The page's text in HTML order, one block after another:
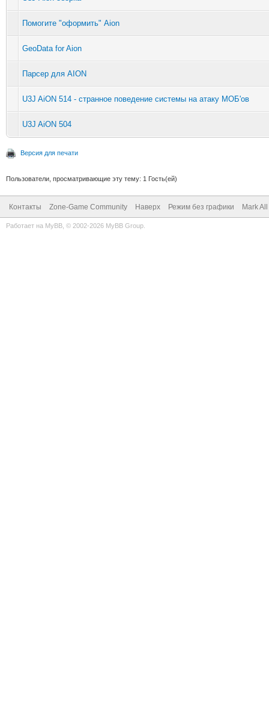
Помогите "оформить" Aion
GeoData for Aion
Парсер для AION
U3J AiON 514 - странное поведение системы на атаку МОБ'ов
U3J AiON 504
Версия для печати
Пользователи, просматривающие эту тему: 1 Гость(ей)
Контакты Zone-Game Community Наверх Режим без графики Mark
Работает на MyBB , © 2002-2026 MyBB Group